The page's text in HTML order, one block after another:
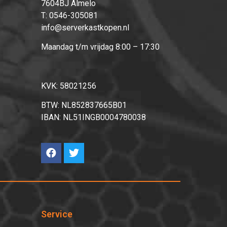
7604BJ Almelo
T: 0546-305081
info@serverkastkopen.nl
Maandag t/m vrijdag 8:00 – 17:30
KVK: 58021256
BTW: NL852837665B01
IBAN: NL51INGB0004780038
Service